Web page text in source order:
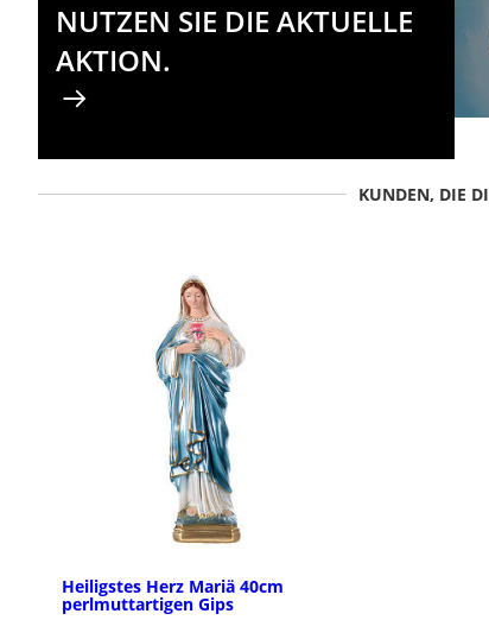
NUTZEN SIE DIE AKTUELLE
AKTION.
KUNDEN, DIE
Heiligstes Herz Mariä 40cm
perlmuttartigen Gips